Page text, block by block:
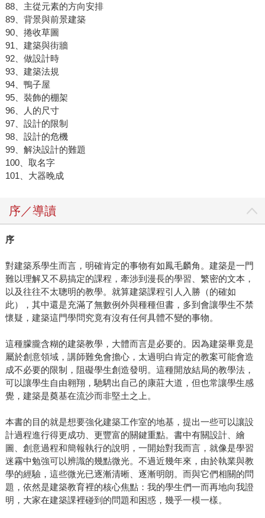
88、主從元素的方向安排
89、背景與前景建築
90、捲收草圖
91、建築與街牆
92、做設計時
93、建築法規
94、鴨子屋
95、裝飾的棚架
96、人的尺寸
97、設計的限制
98、設計的危機
99、解決設計的難題
100、取名字
101、大器晚成
序／導讀
序
對建築系學生而言，明確肯定的事物有如鳳毛麟角。建築是一門
難以理解又不易搞定的課程，牽涉到漫長的學習、繁密的文本，
以及往往不太聰明的教學。就算建築課程引人入勝（的確如
此），其中還是充滿了無數例外與種種但書，多到會讓學生不禁
懷疑，建築這門學問究竟有沒有任何具體不變的事物。
這種朦朧含糊的建築教學，大體而言是必要的。因為建築畢竟是
屬於創意領域，講師難免會擔心，太過明白肯定的教案可能會造
成不必要的限制，阻礙學生創造發明。這種開放結局的教學法，
可以讓學生自由翱翔，馳騁出自己的康莊大道，但也常讓學生感
覺，建築是奠基在流沙而非堅土之上。
本書的目的就是想要強化建築工作室的地基，提出一些可以讓設
計過程進行得更成功、更豐富的關鍵重點。書中有關設計、繪
圖、創意過程和簡報執行的說明，一開始對我而言，就像是學習
迷霧中勉強可以辨識的幾點微光。不過近幾年來，由於執業與教
學的經驗，這些微光已逐漸清晰、逐漸明朗。而與它們相關的問
題，依然是建築教育裡的核心焦點：我的學生們一而再地向我證
明，大家在建築課裡碰到的問題和困惑，幾乎一模一樣。